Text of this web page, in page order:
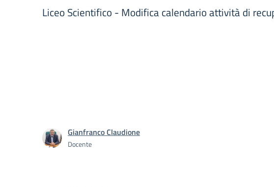
Liceo Scientifico - Modifica calendario attività di
Gianfranco Claudione
Docente